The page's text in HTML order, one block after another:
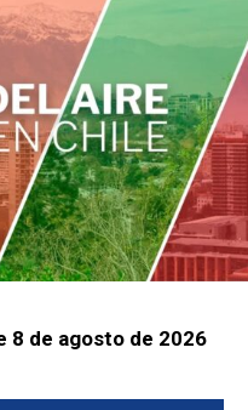
8 de agosto de 2026